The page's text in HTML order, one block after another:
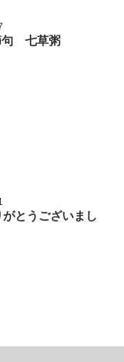
句 七草粥
がとうございまし